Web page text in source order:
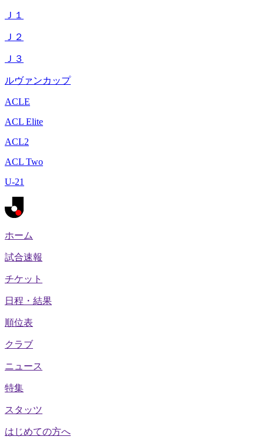
Ｊ１
Ｊ２
Ｊ３
ルヴァンカップ
ACLE
ACL Elite
ACL2
ACL Two
U-21
ホーム
試合速報
チケット
日程・結果
順位表
クラブ
ニュース
特集
スタッツ
はじめての方へ